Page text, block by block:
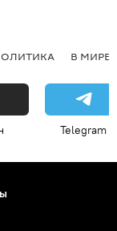
В МИРЕ
Telegram